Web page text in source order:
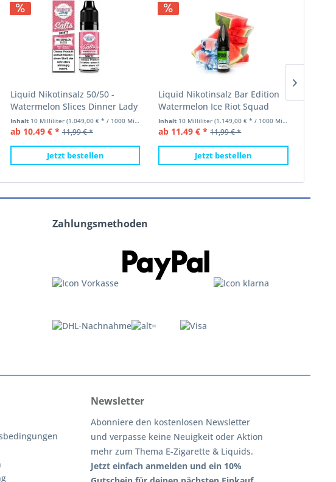
Liquid Nikotinsalz 50/50 -
Watermelon Slices Dinner Lady
10ml
Inhalt 10 Milliliter (1.049,00 € * / 1000 Milliliter)
ab 10,49 € * 11,99 € *
Jetzt bestellen
Liquid Nikotinsalz Bar Edition
Watermelon Ice Riot Squad
10ml
Inhalt 10 Milliliter(1.149,00 € * / 1000 Milliliter)
ab 11,49 € * 11,99 € *
Jetzt bestellen
Zahlungsmethoden
Newsletter
Abonniere den kostenlosen Newsletter
und verpasse keine Neuigkeit oder Aktion
mehr zum Thema E-Zigarette & Liquids.
Jetzt einfach anmelden und ein 10%